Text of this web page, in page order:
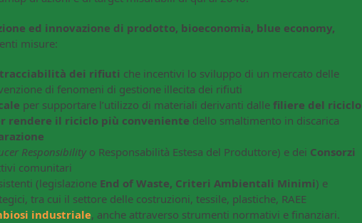
ed innovazione di prodotto, bioeconomia, blue economy,
misure:
tracciabilità dei rifiuti che incentivi lo sviluppo di un mercato delle
di fenomeni di gestione illecita dei rifiuti
per supportare l’utilizzo di materiali derivanti dallefiliere del riciclo
rendere il riciclo più conveniente dello smaltimento in discarica
Responsibilityo Responsabilità Estesa del Produttore) e dei Consorzi
comunitari
(legislazione End of Waste, Criteri Ambientali Minimi) e
tra cui il settore delle costruzioni, tessile, plastiche, RAEE
industriale, anche attraverso strumenti normativi e finanziari.